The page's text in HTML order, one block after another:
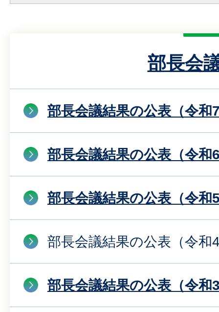
部長会
部長会議結果の公表（令和
部長会議結果の公表（令和
部長会議結果の公表（令和
部長会議結果の公表（令和
部長会議結果の公表（令和